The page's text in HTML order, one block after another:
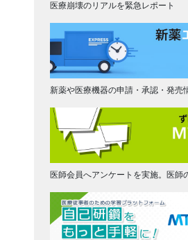
医療崩壊のリアルを緊急レポート
新薬や医療機器の申請・承認・発売
医師会員へアンケートを実施。医師